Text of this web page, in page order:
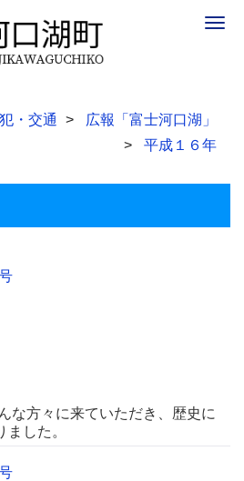
・交通
広報「富士河口湖」
平成１６年
な方々に来ていただき、歴史に
した。